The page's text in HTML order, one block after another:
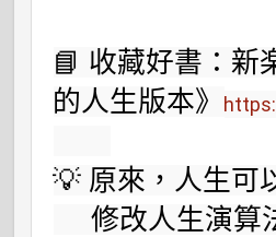
📘 收藏好書​​：新
的人生版本》
💡 原來，人生可
     修改人生演算法，啟動內在原力，讓宇宙聯合起來幫助